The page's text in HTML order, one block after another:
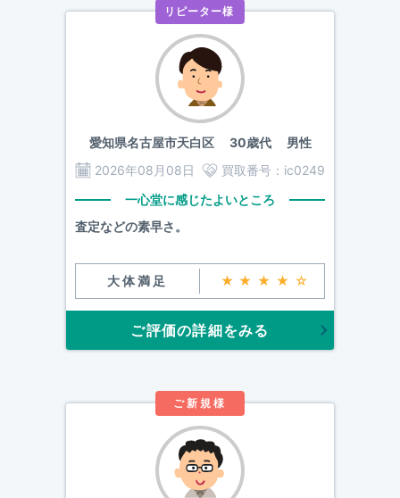
リピーター様
愛知県名古屋市天白区30歳代 男性
2026年08月08日
買取番号： ic0249
一心堂に感じたよいところ
査定などの素早さ。
大体満足 ★★★★☆
ご評価の詳細をみる
ご新規様